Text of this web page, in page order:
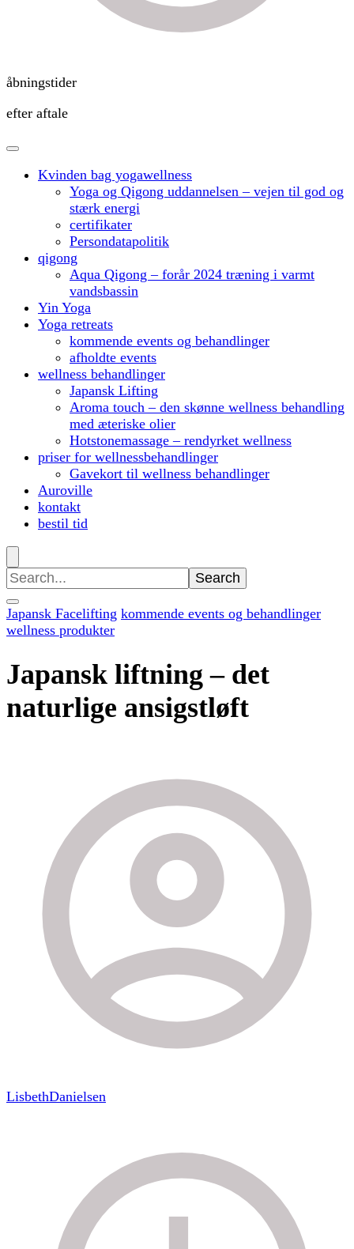
åbningstider
efter aftale
Kvinden bag yogawellness
Yoga og Qigong uddannelsen – vejen til god og
stærk energi
certifikater
Persondatapolitik
qigong
Aqua Qigong – forår 2024 træning i varmt
vandsbassin
Yin Yoga
Yoga retreats
kommende events og behandlinger
afholdte events
wellness behandlinger
Japansk Lifting
Aroma touch – den skønne wellness behandling
med æteriske olier
Hotstonemassage – rendyrket wellness
priser for wellnessbehandlinger
Gavekort til wellness behandlinger
Auroville
kontakt
bestil tid
Search
for:
Japansk Facelifting kommende events og behandlinger
wellness produkter
Japansk liftning – det
naturlige ansigstløft
LisbethDanielsen